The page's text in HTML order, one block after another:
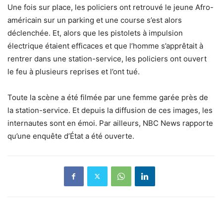
Une fois sur place, les policiers ont retrouvé le jeune Afro-
américain sur un parking et une course s’est alors
déclenchée. Et, alors que les pistolets à impulsion
électrique étaient efficaces et que l’homme s’apprêtait à
rentrer dans une station-service, les policiers ont ouvert
le feu à plusieurs reprises et l’ont tué.
Toute la scène a été filmée par une femme garée près de
la station-service. Et depuis la diffusion de ces images, les
internautes sont en émoi. Par ailleurs, NBC News rapporte
qu’une enquête d’État a été ouverte.